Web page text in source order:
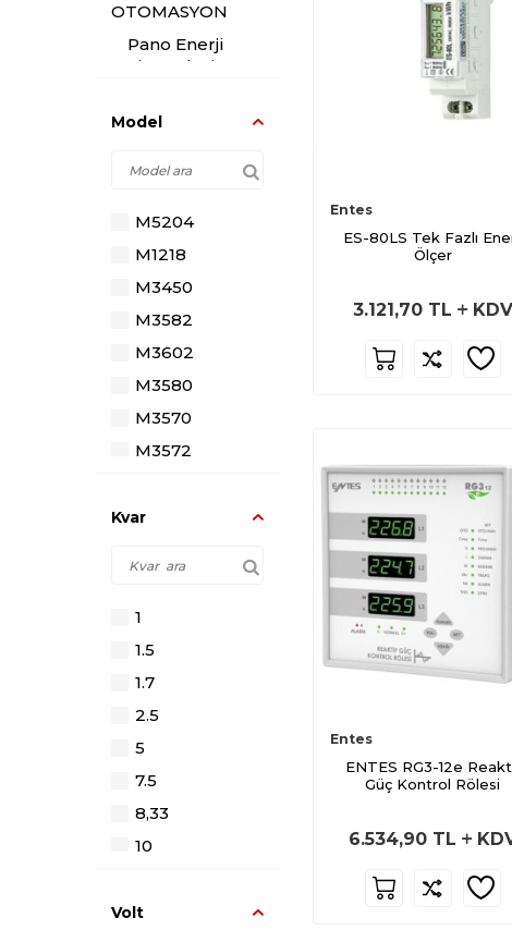
OTOMASYON
Pano Enerji
Sistemleri
Kondansatör
Trafo
Ölçü Aletleri
Zaman Saati
Zaman Rölesi
Model
M5204
M1218
M3450
M3582
M3602
M3580
M3570
M3572
M4032
M4025
M4010
M1200
M3607
M1317
M0078
M3427
M3546
M4037
Kvar
1
1.5
1.7
2.5
5
7.5
8,33
10
15
Volt
Entes
ES-80LS Tek Fazlı
Ölçer
3.121,70TL KDV
Entes
ENTES RG3-12e
Güç Kontrol Rölesi
6.534,90TL